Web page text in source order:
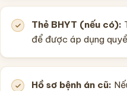
Thẻ BHYT (nếu có):
để được áp dụng
Hồ sơ bệnh án cũ: